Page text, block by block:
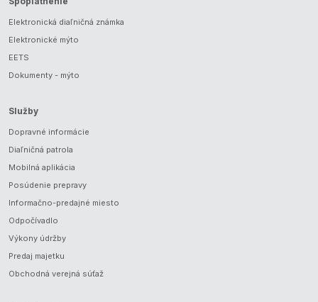
Elektronická diaľničná známka
Elektronické mýto
EETS
Dokumenty - mýto
Služby
Dopravné informácie
Diaľničná patrola
Mobilná aplikácia
Posúdenie prepravy
Informačno-predajné miesto
Odpočívadlo
Výkony údržby
Predaj majetku
Obchodná verejná súťaž